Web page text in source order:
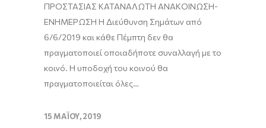
ΠΡΟΣΤΑΣΙΑΣ ΚΑΤΑΝΑΛΩΤΗ ΑΝΑΚΟΙΝΩΣΗ-
ΕΝΗΜΕΡΩΣΗ Η Διεύθυνση Σημάτων από
6/6/2019 και κάθε Πέμπτη δεν θα
πραγματοποιεί οποιαδήποτε συναλλαγή με το
κοινό. Η υποδοχή του κοινού θα
πραγματοποιείται όλες…
15 ΜΑΪ́ΟΥ, 2019